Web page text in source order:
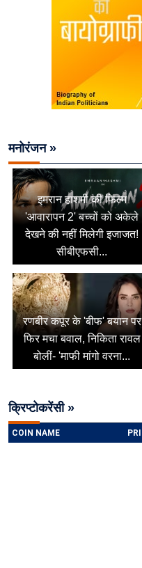
मनोरंजन »
इमरान हाशमी की फिल्म
'आवारापन 2' बच्चों को अकेले
देखने की नहीं मिलेगी इजाजत!
सीबीएफसी...
रणबीर कपूर के 'बीफ' बयान पर
फिर मचा बवाल, निकिता रावल
बोलीं- 'माफी मांगो वरना...
क्रिप्टोकरेंसी »